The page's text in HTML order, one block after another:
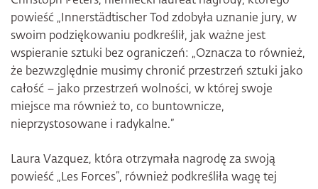
powieść „Innerstädtischer Tod zdobyła uznanie jury, w
swoim podziękowaniu podkreślił, jak ważne jest
wspieranie sztuki bez ograniczeń: „Oznacza to również,
że bezwzględnie musimy chronić przestrzeń sztuki jako
całość – jako przestrzeń wolności, w której swoje
miejsce ma również to, co buntownicze,
nieprzystosowane i radykalne.”
Laura Vazquez, która otrzymała nagrodę za swoją
powieść „Les Forces”, również podkreśliła wagę tej